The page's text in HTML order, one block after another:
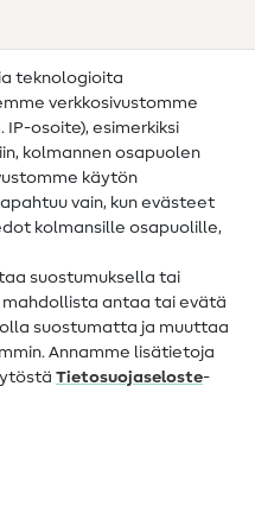
teknologioita
verkkosivustomme
osoite), esimerkiksi
kolmannen osapuolen
käytön
vain, kun evästeet
kolmansille osapuolille,
suostumuksella tai
antaa tai evätä
olla suostumatta ja muuttaa
Annamme lisätietoja
Tietosuojaseloste-